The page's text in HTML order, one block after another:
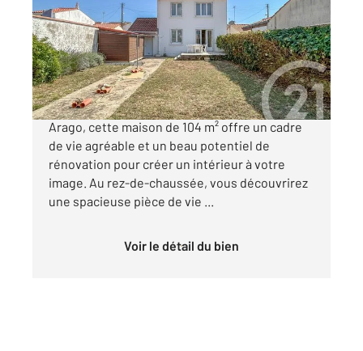
Ref : 1689
Maison à vendre
401 400 €
Idéalement située à proximité du quartier
Arago, cette maison de 104 m² offre un cadre
de vie agréable et un beau potentiel de
rénovation pour créer un intérieur à votre
image. Au rez-de-chaussée, vous découvrirez
une spacieuse pièce de vie ...
Voir le détail du bien